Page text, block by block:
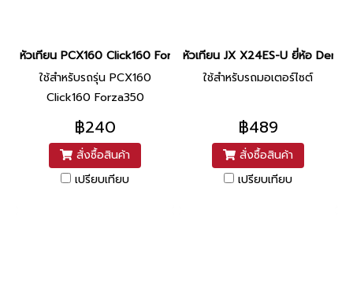
หัวเทียน PCX160 Click160 Forza350 (LMAR8L-9) ยี่ห้อ NGK
ใช้สำหรับรถรุ่น PCX160
Click160 Forza350
฿240
สั่งซื้อสินค้า
เปรียบเทียบ
หัวเทียน JX X24ES-U ยี่ห้อ
ใช้สำหรับรถมอเตอร์ไซต์
฿489
สั่งซื้อสินค้า
เปรียบเทียบ